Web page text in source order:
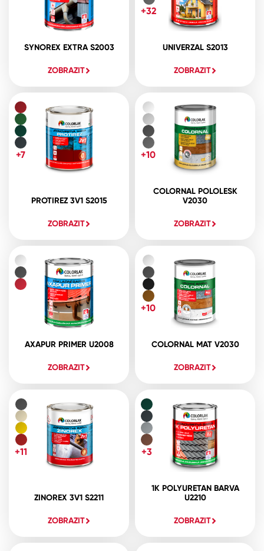
SYNOREX EXTRA S2003
ZOBRAZIT
UNIVERZAL S2013
ZOBRAZIT
+32
PROTIREZ 3V1 S2015
ZOBRAZIT
+7
COLORNAL POLOLESK
V2030
ZOBRAZIT
+10
AXAPUR PRIMER U2008
ZOBRAZIT
COLORNAL MAT V2030
ZOBRAZIT
+10
ZINOREX 3V1 S2211
ZOBRAZIT
+11
1K POLYURETAN BARVA
U2210
ZOBRAZIT
+3